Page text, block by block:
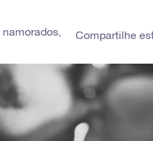
namorados,
Compartilhe